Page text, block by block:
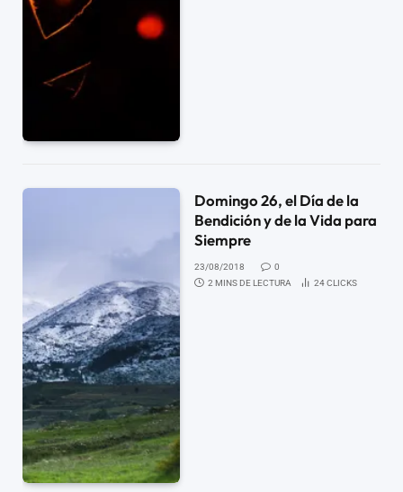
Domingo 26, el Día de la
Bendición y de la Vida para
Siempre
23/08/2018
0
2 MINS DE LECTURA
24CLICKS